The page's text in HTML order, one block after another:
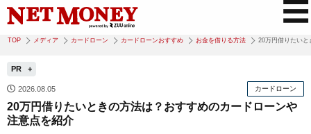
TOP メディア カードローン カードローンおすすめ お金を借りる方法 20万円借りたい
PR
2026.08.05 カードローン
20万円借りたいときの方法は？おすすめのカードローンや
注意点を紹介